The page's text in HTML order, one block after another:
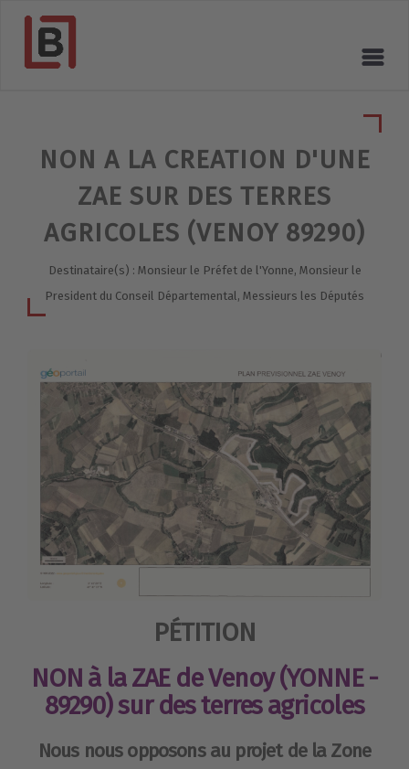
NON A LA CREATION D'UNE
ZAE SUR DES TERRES
AGRICOLES (VENOY 89290)
Destinataire(s) : Monsieur le Préfet de l'Yonne, Monsieur le
President du Conseil Départemental, Messieurs les Députés
PÉTITION
NON à la ZAE de Venoy (YONNE -
89290) sur des terres agricoles
Nous nous opposons au projet de la Zone